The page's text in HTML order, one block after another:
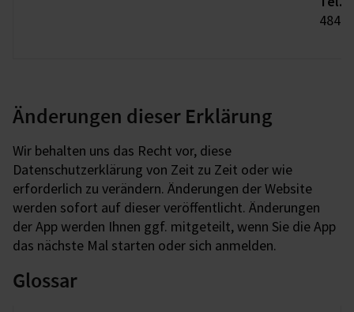
484
Änderungen dieser Erklärung
Wir behalten uns das Recht vor, diese
Datenschutzerklärung von Zeit zu Zeit oder wie
erforderlich zu verändern. Änderungen der Website
werden sofort auf dieser veröffentlicht. Änderungen
der App werden Ihnen ggf. mitgeteilt, wenn Sie die App
das nächste Mal starten oder sich anmelden.
Glossar